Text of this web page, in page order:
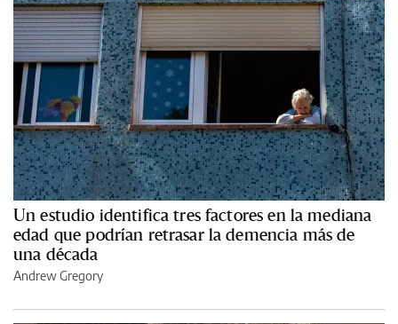
Un estudio identifica tres factores en la mediana
edad que podrían retrasar la demencia más de
una década
Andrew Gregory